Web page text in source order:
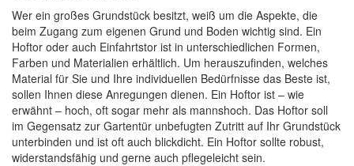
Wer ein großes Grundstück besitzt, weiß um die Aspekte, die
beim Zugang zum eigenen Grund und Boden wichtig sind. Ein
Hoftor oder auch Einfahrtstor ist in unterschiedlichen Formen,
Farben und Materialien erhältlich. Um herauszufinden, welches
Material für Sie und Ihre individuellen Bedürfnisse das Beste ist,
sollen Ihnen diese Anregungen dienen. Ein Hoftor ist – wie
erwähnt – hoch, oft sogar mehr als mannshoch. Das Hoftor soll
im Gegensatz zur Gartentür unbefugten Zutritt auf Ihr Grundstück
unterbinden und ist oft auch blickdicht. Ein Hoftor sollte robust,
widerstandsfähig und gerne auch pflegeleicht sein.